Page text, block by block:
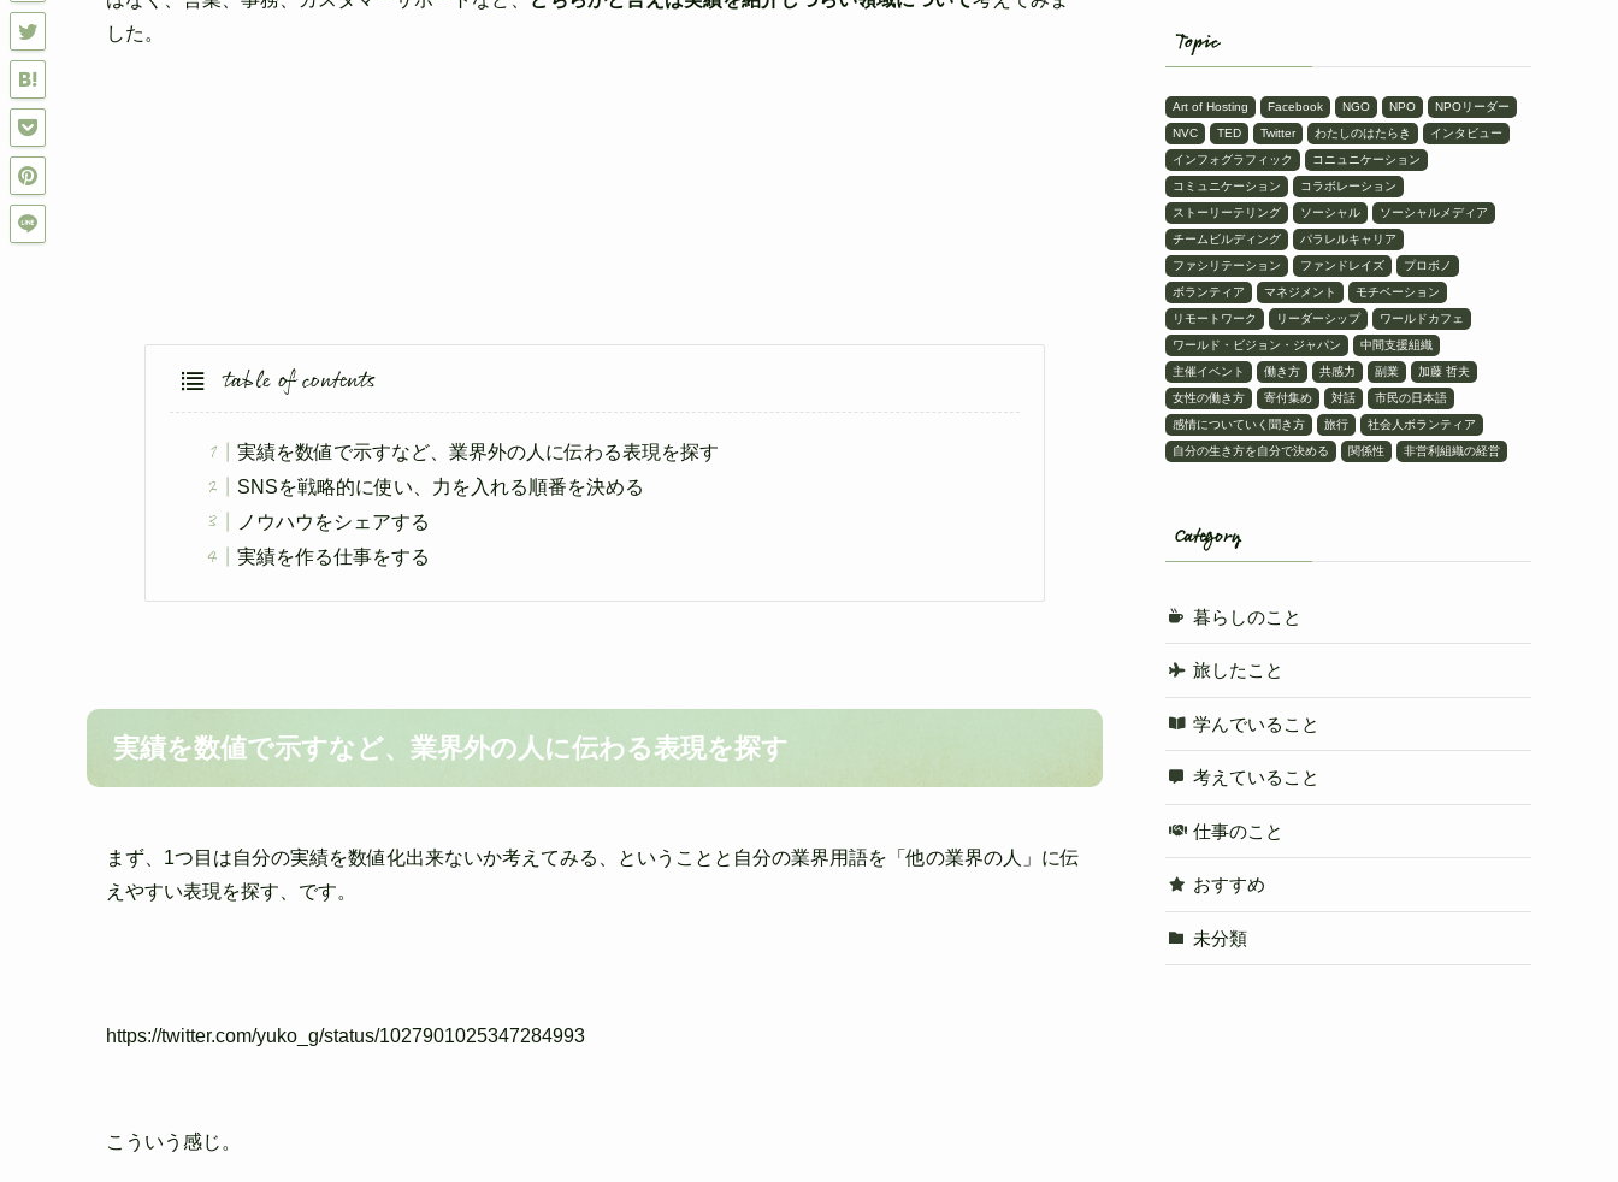
した。
table of contents
実績を数値で示すなど、業界外の人に伝わる表現を探す
SNSを戦略的に使い、力を入れる順番を決める
ノウハウをシェアする
実績を作る仕事をする
実績を数値で示すなど、業界外の人に伝わる表現を探す
まず、1つ目は自分の実績を数値化出来ないか考えてみる、という ことと自分の業界用語を「他の業界の人」に伝
えやすい表現を探す 、です。
https://twitter.com/yuko_g/status/1027901025347284993
こういう感じ。
Topic
Art of Hosting Facebook NGO NPO
NPOリーダー
NVC
TED Twitter わたしのはたらき
インタビュー
インフォグラフィック
コニュニケーション
コミュニケーション
コラボレーション
ストーリーテリング
ソーシャル
ソーシャルメディア
チームビルディング
パラレルキャリア
ファシリテーション
ファンドレイズ
プロボノ
ボランティア
マネジメント
モチベーション
リモートワーク
リーダーシップ
ワールドカフェ
ワールド・ビジョン・ジャパン
中間支援組織
主催イベント
働き方 共感力 副業
加藤 哲夫
女性の働き方
寄付集め 対話
市民の日本語
感情についていく聞き方
旅行
社会人ボランティア
自分の生き方を自分で決める
関係性 非営利組織の経営
Category
暮らしのこと
旅したこと
学んでいること
考えていること
仕事のこと
おすすめ
未分類